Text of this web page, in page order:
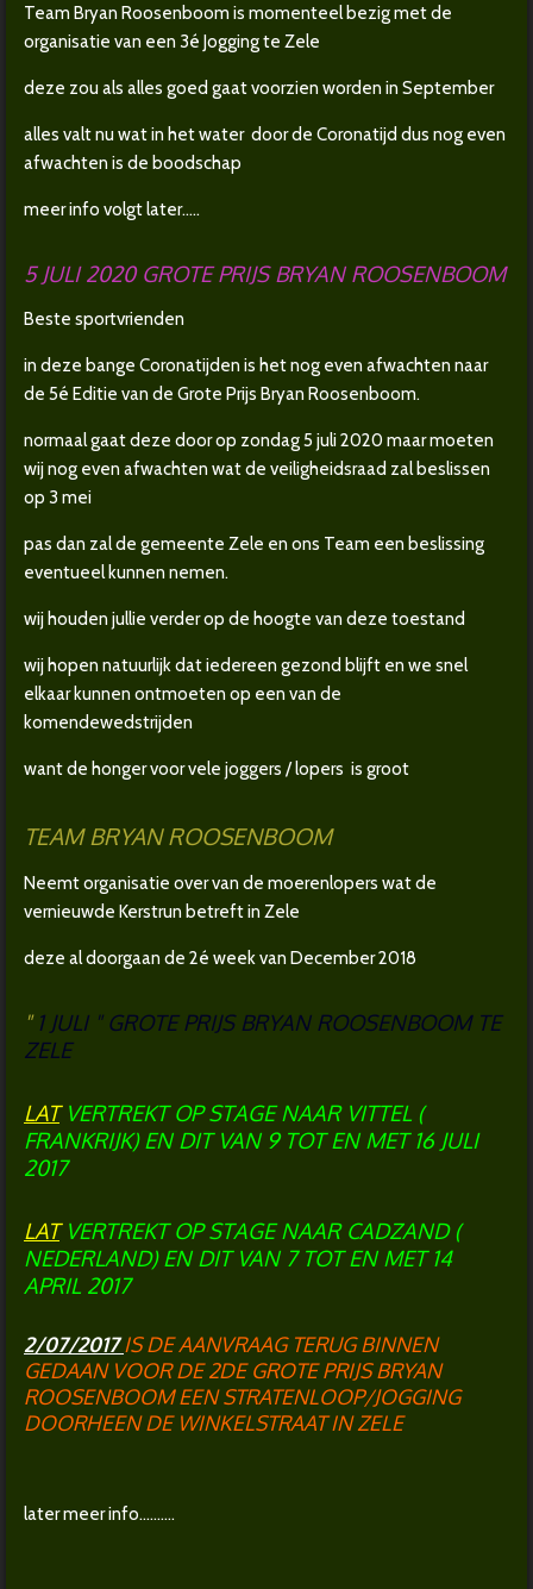
Team Bryan Roosenboom is momenteel bezig met de
organisatie van een 3é Jogging te Zele
deze zou als alles goed gaat voorzien worden in September
alles valt nu wat in het water door de Coronatijd dus nog even
afwachten is de boodschap
meer info volgt later.....
5 JULI 2020 GROTE PRIJS BRYAN ROOSENBOOM
Beste sportvrienden
in deze bange Coronatijden is het nog even afwachten naar
de 5é Editie van de Grote Prijs Bryan Roosenboom.
normaal gaat deze door op zondag 5 juli 2020 maar moeten
wij nog even afwachten wat de veiligheidsraad zal beslissen
op 3 mei
pas dan zal de gemeente Zele en ons Team een beslissing
eventueel kunnen nemen.
wij houden jullie verder op de hoogte van deze toestand
wij hopen natuurlijk dat iedereen gezond blijft en we snel
elkaar kunnen ontmoeten op een van de
komendewedstrijden
want de honger voor vele joggers / lopers is groot
TEAM BRYAN ROOSENBOOM
Neemt organisatie over van de moerenlopers wat de
vernieuwde Kerstrun betreft in Zele
deze al doorgaan de 2é week van December 2018
"1JULI " GROTE PRIJS BRYAN ROOSENBOOM TE
ZELE
LAT VERTREKT OP STAGE NAAR VITTEL (
FRANKRIJK) EN DIT VAN 9 TOT EN MET 16 JULI
2017
LAT VERTREKT OP STAGE NAAR CADZAND (
NEDERLAND) EN DIT VAN 7 TOT EN MET 14
APRIL 2017
2/07/2017 IS DE AANVRAAG TERUG BINNEN
GEDAAN VOOR DE 2DE GROTE PRIJS BRYAN
ROOSENBOOM EEN STRATENLOOP/JOGGING
DOORHEEN DE WINKELSTRAAT IN ZELE
later meer info..........